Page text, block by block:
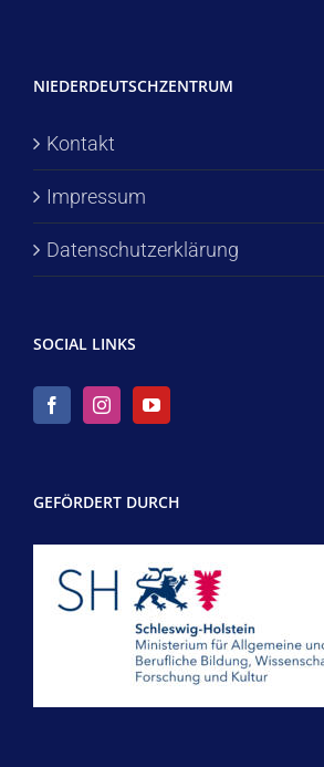
NIEDERDEUTSCHZENTRUM
Kontakt
Impressum
Datenschutzerklärung
SOCIAL LINKS
GEFÖRDERT DURCH